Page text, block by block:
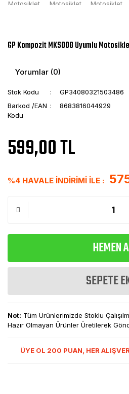
GP Kompozit MKS008 Uyumlu
Yorumlar (0)
Stok Kodu
GP34080321503486
Barkod /EAN
Kodu
8683816044929
599,00 TL
%4 HAVALE İNDİRİMİ İLE :
HEMEN
SEPETE
Not: Tüm Ürünlerimizde Stoklu
Hazır Olmayan Ürünler Üretilerek
ÜYE OL 200 PUAN, HER